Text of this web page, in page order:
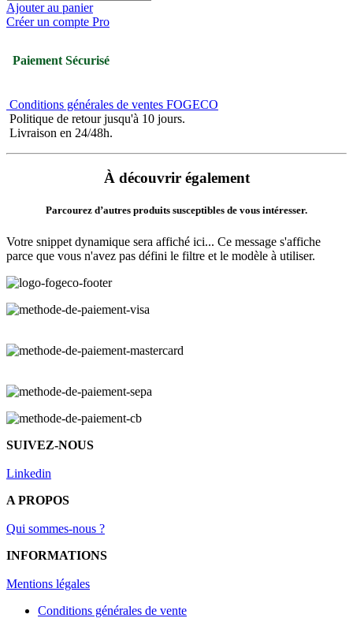
Ajouter au panier
Créer un compte Pro
Paiement Sécurisé
Conditions générales de ventes FOGECO
Politique de retour jusqu'à 10 jours.
Livraison en 24/48h.
À découvrir également
Parcourez d’autres produits susceptibles de vous intéresser.
Votre snippet dynamique sera affiché ici... Ce message s'affiche
parce que vous n'avez pas défini le filtre et le modèle à utiliser.
SUIVEZ-NOUS
Linkedin
A PROPOS
Qui sommes-nous ?
INFORMATIONS
Mentions légales
Conditions générales de vente